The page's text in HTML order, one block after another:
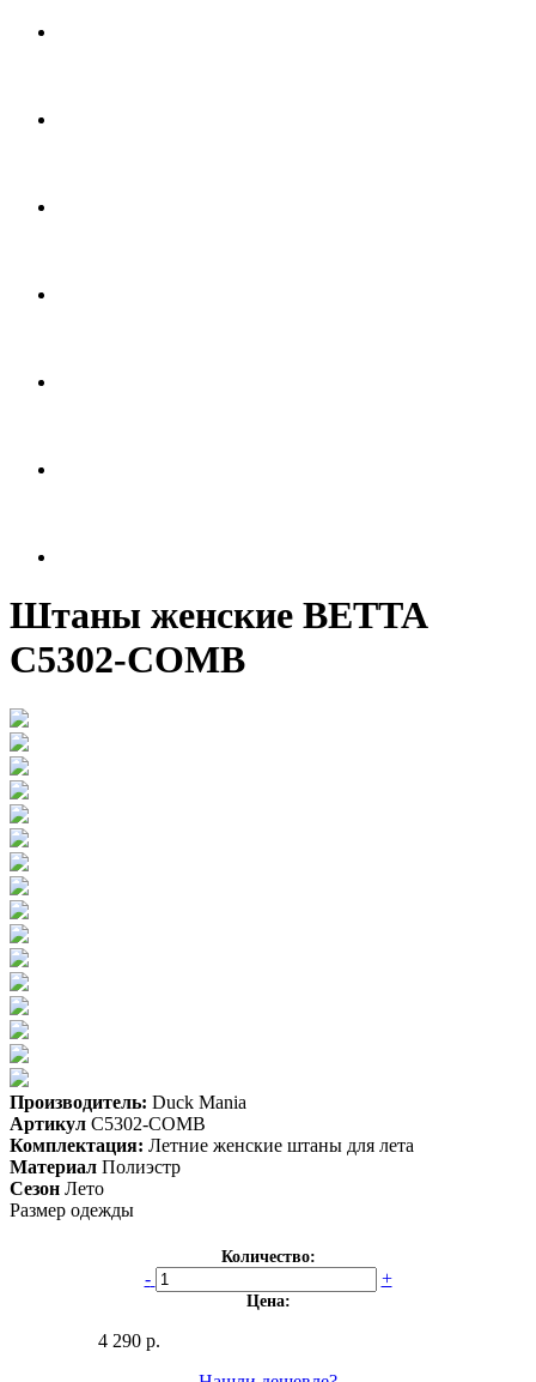
Штаны женские BETTA
C5302-COMB
Производитель: Duck Mania
Артикул C5302-COMB
Комплектация: Летние женские штаны для лета
Материал Полиэстр
Сезон Лето
Размер одежды
Количество:
- +
Цена:
4 290 р.